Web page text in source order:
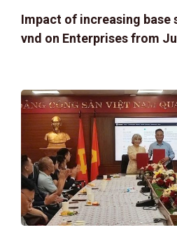
Impact of increasing base
vnd on Enterprises from